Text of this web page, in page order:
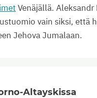
Venäjällä.
vain siksi, että
Jehova Jumalaan.
Altayskissa